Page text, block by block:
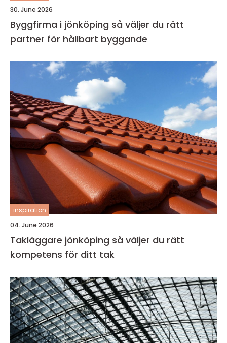
30. June 2026
Byggfirma i jönköping så väljer du rätt
partner för hållbart byggande
inspiration
04. June 2026
Takläggare jönköping så väljer du rätt
kompetens för ditt tak